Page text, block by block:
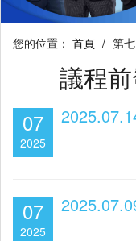
您的位置： 首頁 / 第
議程前
07
2025
07
2025